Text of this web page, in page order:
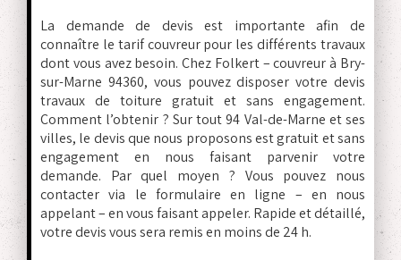
La demande de devis est importante afin de
connaître le tarif couvreur pour les différents travaux
dont vous avez besoin. Chez Folkert – couvreur à Bry-
sur-Marne 94360, vous pouvez disposer votre devis
travaux de toiture gratuit et sans engagement.
Comment l’obtenir ? Sur tout 94 Val-de-Marne et ses
villes, le devis que nous proposons est gratuit et sans
engagement en nous faisant parvenir votre
demande. Par quel moyen ? Vous pouvez nous
contacter via le formulaire en ligne – en nous
appelant – en vous faisant appeler. Rapide et détaillé,
votre devis vous sera remis en moins de 24 h.